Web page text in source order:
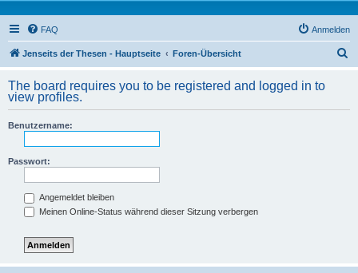
FAQ Anmelden
Jenseits der Thesen - Hauptseite Foren-Übersicht
h
The board requires you to be registered and logged in to
view profiles.
Benutzername:
Passwort:
Angemeldet bleiben
Meinen Online-Status während dieser Sitzung verbergen